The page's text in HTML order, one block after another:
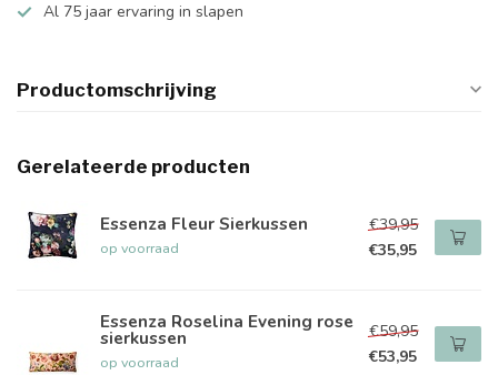
Al 75 jaar ervaring in slapen
Productomschrijving
Gerelateerde producten
Essenza Fleur Sierkussen
op voorraad
€39,95
€35,95
Essenza Roselina Evening rose
sierkussen
op voorraad
€59,95
€53,95